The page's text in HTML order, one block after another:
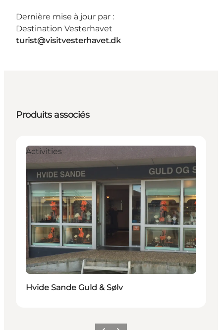
Dernière mise à jour par :
Destination Vesterhavet
turist@visitvesterhavet.dk
Produits associés
Activities
Hvide Sande Guld & Sølv